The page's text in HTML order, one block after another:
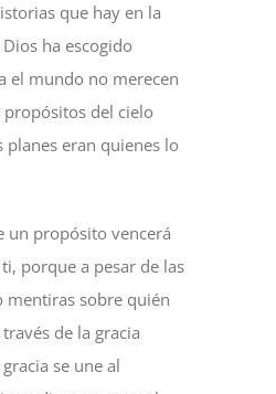
que hay en la
ha escogido
el mundo no merecen
del cielo
planes eran quienes lo
un propósito vencerá
porque a pesar de las
mentiras sobre quién
de la gracia
se une al